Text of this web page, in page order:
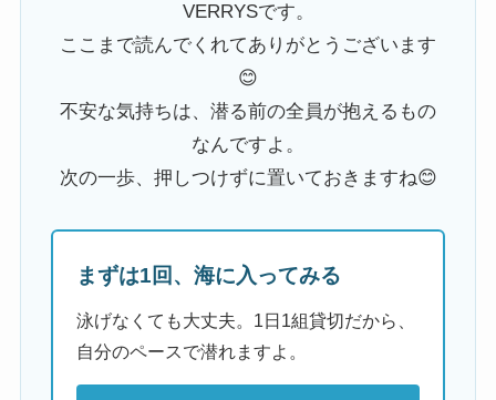
VERRYSです。
ここまで読んでくれてありがとうございます
😊
不安な気持ちは、潜る前の全員が抱えるもの
なんですよ。
次の一歩、押しつけずに置いておきますね😊
まずは1回、海に入ってみる
泳げなくても大丈夫。1日1組貸切だから、
自分のペースで潜れますよ。